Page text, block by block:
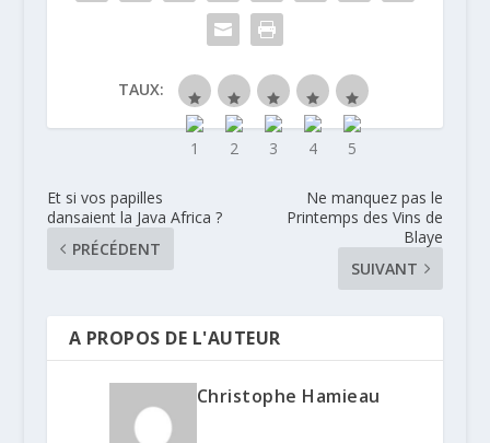
TAUX:
Et si vos papilles
dansaient la Java Africa ?
PRÉCÉDENT
Ne manquez pas le
Printemps des Vins de
Blaye
SUIVANT
A PROPOS DE L'AUTEUR
Christophe Hamieau